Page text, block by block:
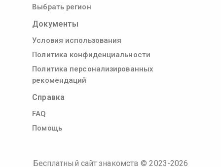
Выбрать регион
Документы
Условия использования
Политика конфиденциальности
Политика персонализированных
рекомендаций
Справка
FAQ
Помощь
Бесплатный сайт знакомств © 2023-2026